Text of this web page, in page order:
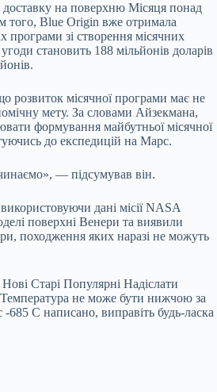
доставку на поверхню Місяця понад
того, Blue Origin вже отримала
програми зі створення місячних
становить 188 мільйонів доларів
розвиток місячної програми має не
мету. За словами Айзекмана,
формування майбутньої місячної
до експедицій на Марс.
— підсумував він.
дані місії NASA
поверхні Венери та виявили
походження яких наразі не можуть
Старі Популярні Надіслати
не може бути нижчою за
С написано, виправіть будь-ласка